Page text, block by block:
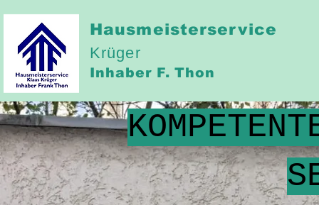
Hausmeisterservice
Krüger
Inhaber F. Thon